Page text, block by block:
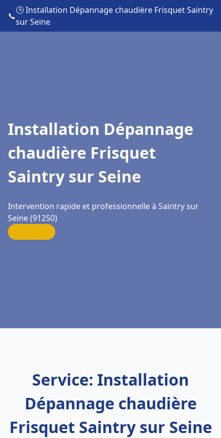
📞
🕒 Installation Dépannage chaudière Frisquet Saintry
sur Seine
Installation Dépannage
chaudière Frisquet
Saintry sur Seine
Intervention rapide et professionnelle à Saintry sur
Seine (91250)
Service: Installation
Dépannage chaudière
Frisquet Saintry sur Seine